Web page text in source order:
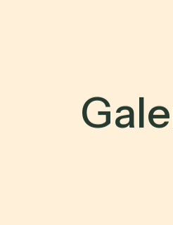
Gale